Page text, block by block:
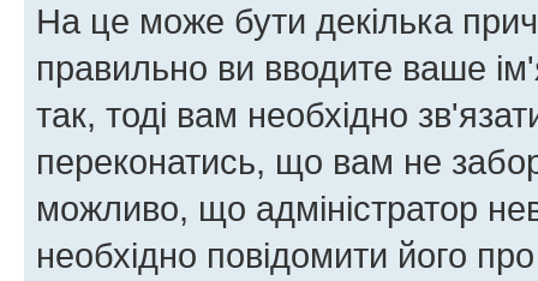
На це може бути декілька
правильно ви вводите ваше
так, тоді вам необхідно
переконатись, що вам не
можливо, що адміністратор
необхідно повідомити його